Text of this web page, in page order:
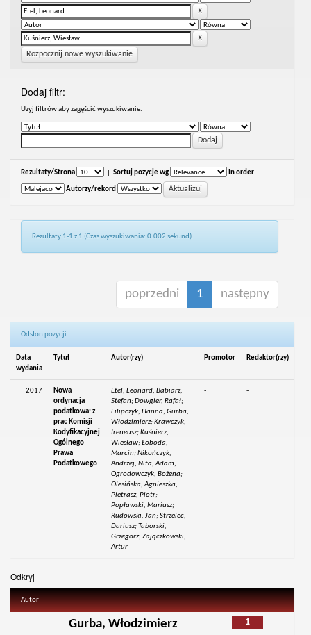
Rozpocznij nowe wyszukiwanie
Dodaj filtr:
Uzyj filtrów aby zagęścić wyszukiwanie.
Rezultaty/Strona Sortuj pozycje wg In order
Autorzy/rekord
Rezultaty 1-1 z 1 (Czas wyszukiwania: 0.002 sekund).
poprzedni 1 następny
Odsłon pozycji:
Data
wydania
Tytuł Autor(rzy) Promotor Redaktor(rzy)
2017
Nowa
ordynacja
podatkowa: z
prac Komisji
Kodyfikacyjnej
Ogólnego
Prawa
Podatkowego
Etel, Leonard; Babiarz,
Stefan; Dowgier, Rafał;
Filipczyk, Hanna; Gurba,
Włodzimierz; Krawczyk,
Ireneusz; Kuśnierz,
Wiesław; Łoboda,
Marcin; Nikończyk,
Andrzej; Nita, Adam;
Ogrodowczyk, Bożena;
Olesińska, Agnieszka;
Pietrasz, Piotr;
Popławski, Mariusz;
Rudowski, Jan; Strzelec,
Dariusz; Taborski,
Grzegorz; Zajączkowski,
Artur
- -
Odkryj
Autor
1
Gurba, Włodzimierz